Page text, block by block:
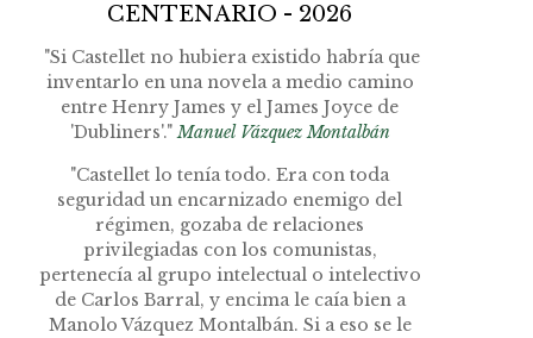
CENTENARIO - 2026
"Si Castellet no hubiera existido habría que
inventarlo en una novela a medio camino
entre Henry James y el James Joyce de
'Dubliners'."Manuel Vázquez Montalbán
"Castellet lo tenía todo. Era con toda
seguridad un encarnizado enemigo del
régimen, gozaba de relaciones
privilegiadas con los comunistas,
pertenecía al grupo intelectual o intelectivo
de Carlos Barral, y encima le caía bien a
Manolo Vázquez Montalbán. Si a eso se le